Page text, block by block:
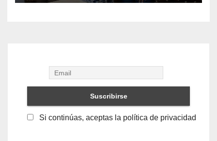
en Los Cabos
Si continúas, aceptas la política de privacidad